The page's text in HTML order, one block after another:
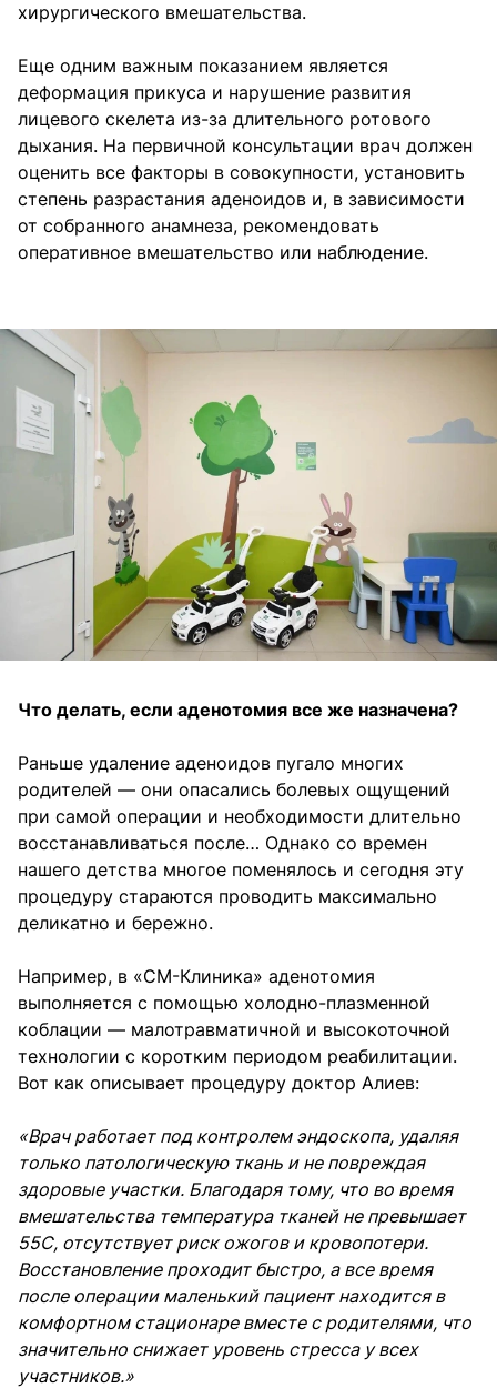
хирургического вмешательства.
Еще одним важным показанием является
деформация прикуса и нарушение развития
лицевого скелета из-за длительного ротового
дыхания. На первичной консультации врач должен
оценить все факторы в совокупности, установить
степень разрастания аденоидов и, в зависимости
от собранного анамнеза, рекомендовать
оперативное вмешательство или наблюдение.
Что делать, если аденотомия все же назначена?
Раньше удаление аденоидов пугало многих
родителей — они опасались болевых ощущений
при самой операции и необходимости длительно
восстанавливаться после… Однако со времен
нашего детства многое поменялось и сегодня эту
процедуру стараются проводить максимально
деликатно и бережно.
Например, в «СМ-Клиника» аденотомия
выполняется с помощью холодно-плазменной
коблации — малотравматичной и высокоточной
технологии с коротким периодом реабилитации.
Вот как описывает процедуру доктор Алиев:
«Врач работает под контролем эндоскопа, удаляя
только патологическую ткань и не повреждая
здоровые участки. Благодаря тому, что во время
вмешательства температура тканей не превышает
55С, отсутствует риск ожогов и кровопотери.
Восстановление проходит быстро, а все время
после операции маленький пациент находится в
комфортном стационаре вместе с родителями, что
значительно снижает уровень стресса у всех
участников.»